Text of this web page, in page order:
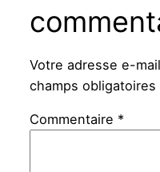
Votre adresse e-
champs
Commentaire *